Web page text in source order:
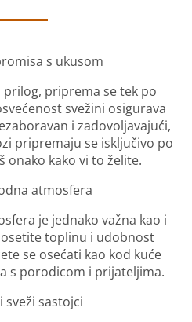
s ukusom
prilog, priprema se tek po
svežini osigurava
i zadovoljavajući,
pripremaju se isključivo po
onako kako vi to želite.
atmosfera
je jednako važna kao i
toplinu i udobnost
se osećati kao kod kuće
s porodicom i prijateljima.
sveži sastojci